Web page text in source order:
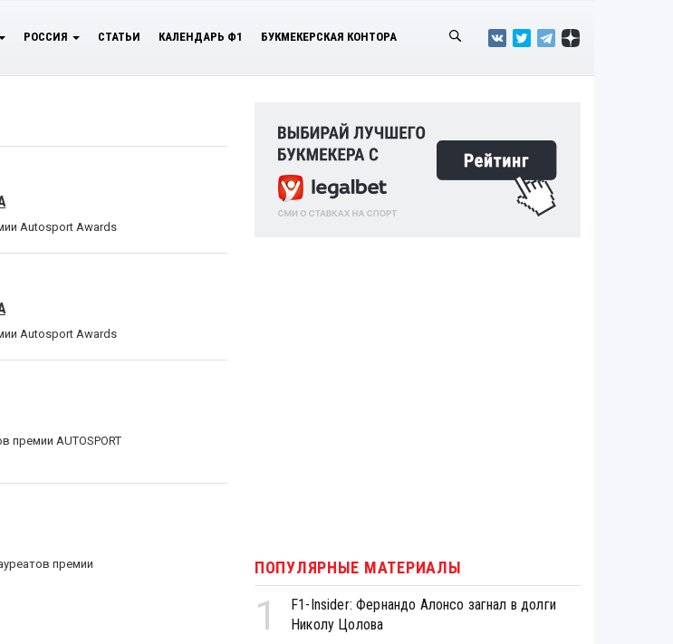
РОССИЯ СТАТЬИ КАЛЕНДАРЬ Ф1 БУКМЕКЕРСКАЯ КОНТОРА
Autosport Awards
Autosport Awards
AUTOSPORT
премии
ПОПУЛЯРНЫЕ МАТЕРИАЛЫ
1
F1-Insider: Фернандо Алонсо загнал в долги
Николу Цолова